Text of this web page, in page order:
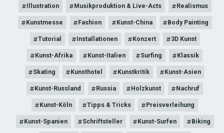
Illustration Musikproduktion & Live-Acts Realismus
Kunstmesse Fashion Kunst-China Body Painting
Tutorial Installationen Konzert 3D Kunst
Kunst-Afrika Kunst-Italien Surfing Klassik
Skating Kunsthotel Kunstkritik Kunst-Asien
Kunst-Russland Russia Holzkunst Nachruf
Kunst-Köln Tipps & Tricks Preisverleihung
Kunst-Spanien Schriftsteller Kunst-Surfen Biking